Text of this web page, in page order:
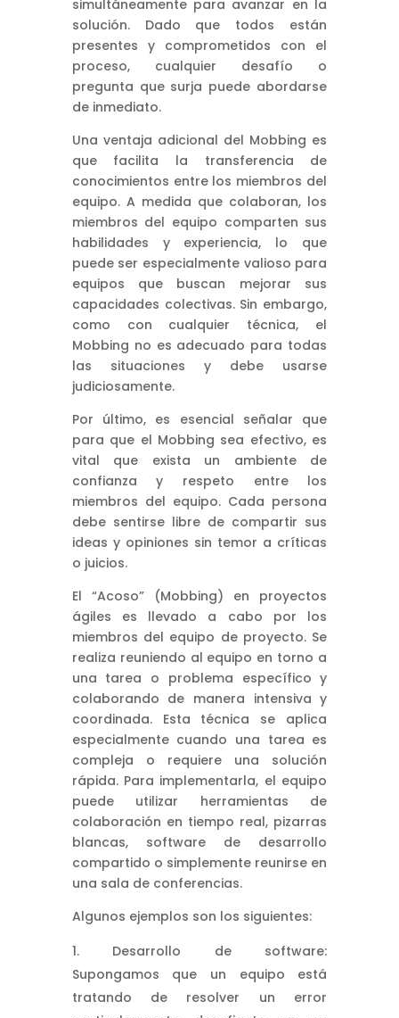
simultáneamente para avanzar en la
solución. Dado que todos están
presentes y comprometidos con el
proceso, cualquier desafío o
pregunta que surja puede abordarse
de inmediato.
Una ventaja adicional del Mobbing es
que facilita la transferencia de
conocimientos entre los miembros del
equipo. A medida que colaboran, los
miembros del equipo comparten sus
habilidades y experiencia, lo que
puede ser especialmente valioso para
equipos que buscan mejorar sus
capacidades colectivas. Sin embargo,
como con cualquier técnica, el
Mobbing no es adecuado para todas
las situaciones y debe usarse
judiciosamente.
Por último, es esencial señalar que
para que el Mobbing sea efectivo, es
vital que exista un ambiente de
confianza y respeto entre los
miembros del equipo. Cada persona
debe sentirse libre de compartir sus
ideas y opiniones sin temor a críticas
o juicios.
El “Acoso” (Mobbing) en proyectos
ágiles es llevado a cabo por los
miembros del equipo de proyecto. Se
realiza reuniendo al equipo en torno a
una tarea o problema específico y
colaborando de manera intensiva y
coordinada. Esta técnica se aplica
especialmente cuando una tarea es
compleja o requiere una solución
rápida. Para implementarla, el equipo
puede utilizar herramientas de
colaboración en tiempo real, pizarras
blancas, software de desarrollo
compartido o simplemente reunirse en
una sala de conferencias.
Algunos ejemplos son los siguientes:
Desarrollo de software:
Supongamos que un equipo está
tratando de resolver un error